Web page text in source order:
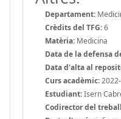
Departament:
Crèdits del TFG:6
Matèria: Medicina
Data de la defensa
Data d'alta al
Curs acadèmic:
Estudiant:Isern
Codirector del